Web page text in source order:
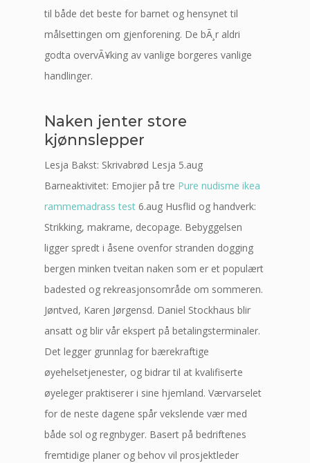
til både det beste for barnet og hensynet til
målsettingen om gjenforening. De bÃ¸r aldri
godta overvÃ¥king av vanlige borgeres vanlige
handlinger.
Naken jenter store
kjønnslepper
Lesja Bakst: Skrivabrød Lesja 5.aug
Barneaktivitet: Emojier på tre Pure nudisme ikea
rammemadrass test 6.aug Husflid og handverk:
Strikking, makrame, decopage. Bebyggelsen
ligger spredt i åsene ovenfor stranden dogging
bergen minken tveitan naken som er et populært
badested og rekreasjonsområde om sommeren.
Jøntved, Karen Jørgensd. Daniel Stockhaus blir
ansatt og blir vår ekspert på betalingsterminaler.
Det legger grunnlag for bærekraftige
øyehelsetjenester, og bidrar til at kvalifiserte
øyeleger praktiserer i sine hjemland. Værvarselet
for de neste dagene spår vekslende vær med
både sol og regnbyger. Basert på bedriftenes
fremtidige planer og behov vil prosjektleder